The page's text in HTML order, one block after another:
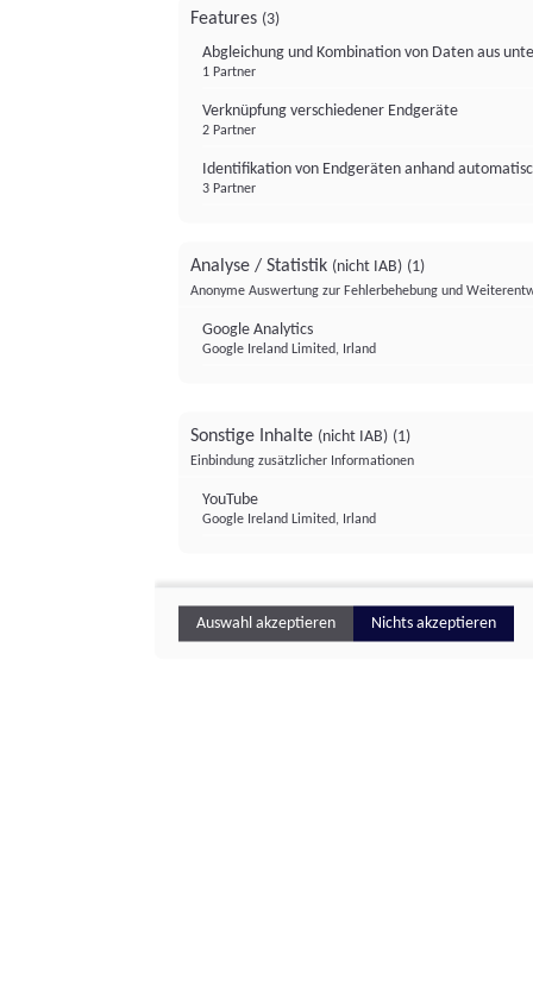
Features (3)
Abgleichung und Kombination von Daten aus
1 Partner
Verknüpfung verschiedener Endgeräte
2 Partner
Identifikation von Endgeräten anhand
3 Partner
Analyse / Statistik (nicht IAB) (1)
Anonyme Auswertung zur Fehlerbehebung und
Google Analytics
Google Ireland Limited, Irland
Sonstige Inhalte (nicht IAB) (1)
Einbindung zusätzlicher Informationen
YouTube
Google Ireland Limited, Irland
Auswahl akzeptieren Nichts akzeptieren